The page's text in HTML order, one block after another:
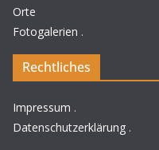
Orte
Fotogalerien .
Rechtliches
Impressum .
Datenschutzerklärung .